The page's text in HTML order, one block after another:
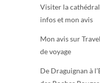
Visiter la
infos et mon avis
Mon avis sur
de voyage
De Draguignan à